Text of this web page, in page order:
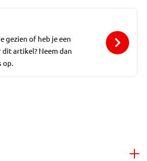
gezien of heb je een
artikel? Neem dan
op.